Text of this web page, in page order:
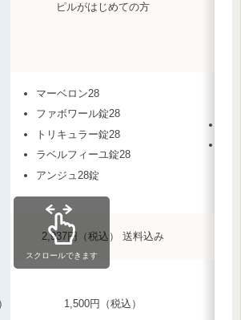
ピルがはじめての方
マーベロン28
ファボワール錠28
トリキュラー錠28
ラベルフィーユ錠28
アンジュ28錠
2,937円（税込） 送料込み
1,500円（税込）
スクロールできます